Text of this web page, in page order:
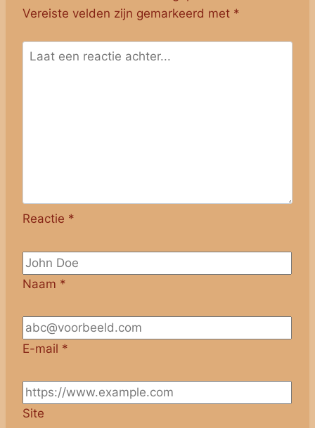
Vereiste velden zijn gemarkeerd met *
Reactie *
Naam *
E-mail *
Site